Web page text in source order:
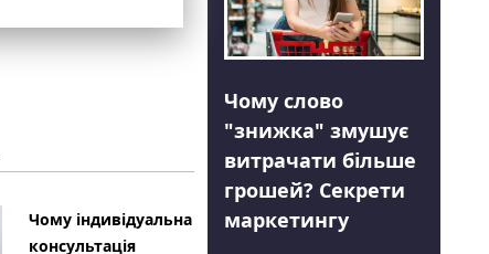
Чому індивідуальна
консультація
Чому слово
"знижка" змушує
витрачати більше
грошей? Секрети
маркетингу